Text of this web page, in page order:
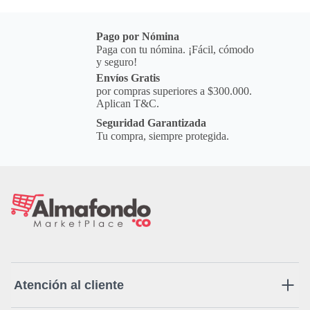
Pago por Nómina
Paga con tu nómina. ¡Fácil, cómodo
y seguro!
Envíos Gratis
por compras superiores a $300.000.
Aplican T&C.
Seguridad Garantizada
Tu compra, siempre protegida.
Atención al cliente